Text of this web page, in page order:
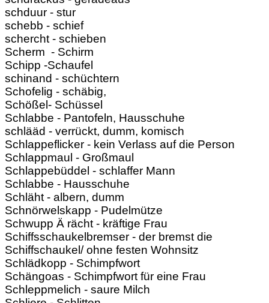
schduur - stur
schebb - schief
schercht - schieben
Scherm - Schirm
Schipp -Schaufel
schinand - schüchtern
Schofelig - schäbig,
Schößel- Schüssel
Schlabbe - Pantofeln, Hausschuhe
schlääd - verrückt, dumm, komisch
Schlappeflicker - kein Verlass auf die Person
Schlappmaul - Großmaul
Schlappebüddel - schlaffer Mann
Schlabbe - Hausschuhe
Schläht - albern, dumm
Schnörwelskapp - Pudelmütze
Schwupp Ä rächt - kräftige Frau
Schiffsschaukelbremser - der bremst die
Schiffschaukel/ ohne festen Wohnsitz
Schlädkopp - Schimpfwort
Schängoas - Schimpfwort für eine Frau
Schleppmelich - saure Milch